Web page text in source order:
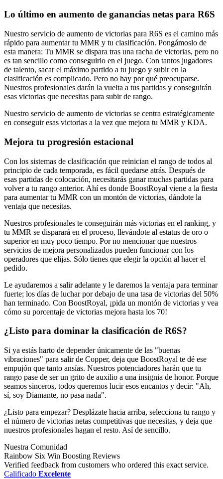
Lo último en aumento de ganancias netas para R6S
Nuestro servicio de aumento de victorias para R6S es el camino más
rápido para aumentar tu MMR y tu clasificación. Pongámoslo de
esta manera: Tu MMR se dispara tras una racha de victorias, pero no
es tan sencillo como conseguirlo en el juego. Con tantos jugadores
de talento, sacar el máximo partido a tu juego y subir en la
clasificación es complicado. Pero no hay por qué preocuparse.
Nuestros profesionales darán la vuelta a tus partidas y conseguirán
esas victorias que necesitas para subir de rango.
Nuestro servicio de aumento de victorias se centra estratégicamente
en conseguir esas victorias a la vez que mejora tu MMR y KDA.
Mejora tu progresión estacional
Con los sistemas de clasificación que reinician el rango de todos al
principio de cada temporada, es fácil quedarse atrás. Después de
esas partidas de colocación, necesitarás ganar muchas partidas para
volver a tu rango anterior. Ahí es donde BoostRoyal viene a la fiesta
para aumentar tu MMR con un montón de victorias, dándote la
ventaja que necesitas.
Nuestros profesionales te conseguirán más victorias en el ranking, y
tu MMR se disparará en el proceso, llevándote al estatus de oro o
superior en muy poco tiempo. Por no mencionar que nuestros
servicios de mejora personalizados pueden funcionar con los
operadores que elijas. Sólo tienes que elegir la opción al hacer el
pedido.
Le ayudaremos a salir adelante y le daremos la ventaja para terminar
fuerte; los días de luchar por debajo de una tasa de victorias del 50%
han terminado. Con BoostRoyal, ¡pida un montón de victorias y vea
cómo su porcentaje de victorias mejora hasta los 70!
¿Listo para dominar la clasificación de R6S?
Si ya estás harto de depender únicamente de las "buenas
vibraciones" para salir de Copper, deja que BoostRoyal te dé ese
empujón que tanto ansías. Nuestros potenciadores harán que tu
rango pase de ser un grito de auxilio a una insignia de honor. Porque
seamos sinceros, todos queremos lucir esos encantos y decir: "Ah,
sí, soy Diamante, no pasa nada".
¿Listo para empezar? Desplázate hacia arriba, selecciona tu rango y
el número de victorias netas competitivas que necesitas, y deja que
nuestros profesionales hagan el resto. Así de sencillo.
Nuestra Comunidad
Rainbow Six Win Boosting Reviews
Verified feedback from customers who ordered this exact service.
Calificado Excelente